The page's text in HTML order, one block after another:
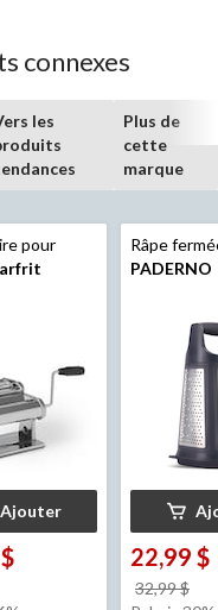
connexes
les
Plus de
cette
marque
pour
Ajouter
Râpe
PADERNO
22,99 $
32,99 $